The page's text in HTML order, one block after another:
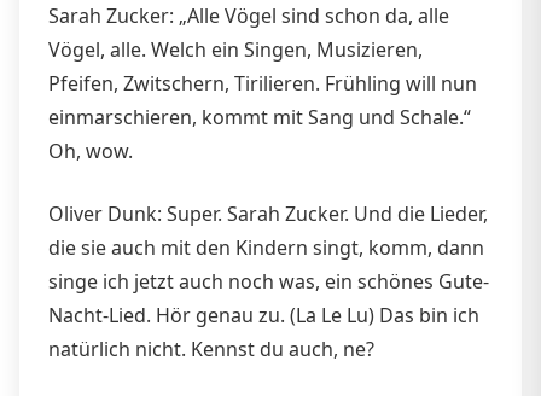
Sarah Zucker: „Alle Vögel sind schon da, alle
Vögel, alle. Welch ein Singen, Musizieren,
Pfeifen, Zwitschern, Tirilieren. Frühling will nun
einmarschieren, kommt mit Sang und Schale.“
Oh, wow.
Oliver Dunk: Super. Sarah Zucker. Und die Lieder,
die sie auch mit den Kindern singt, komm, dann
singe ich jetzt auch noch was, ein schönes Gute-
Nacht-Lied. Hör genau zu. (La Le Lu) Das bin ich
natürlich nicht. Kennst du auch, ne?